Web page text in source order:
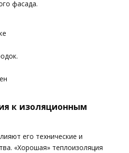
фасада.
к изоляционным
его технические и
«Хорошая» теплоизоляция